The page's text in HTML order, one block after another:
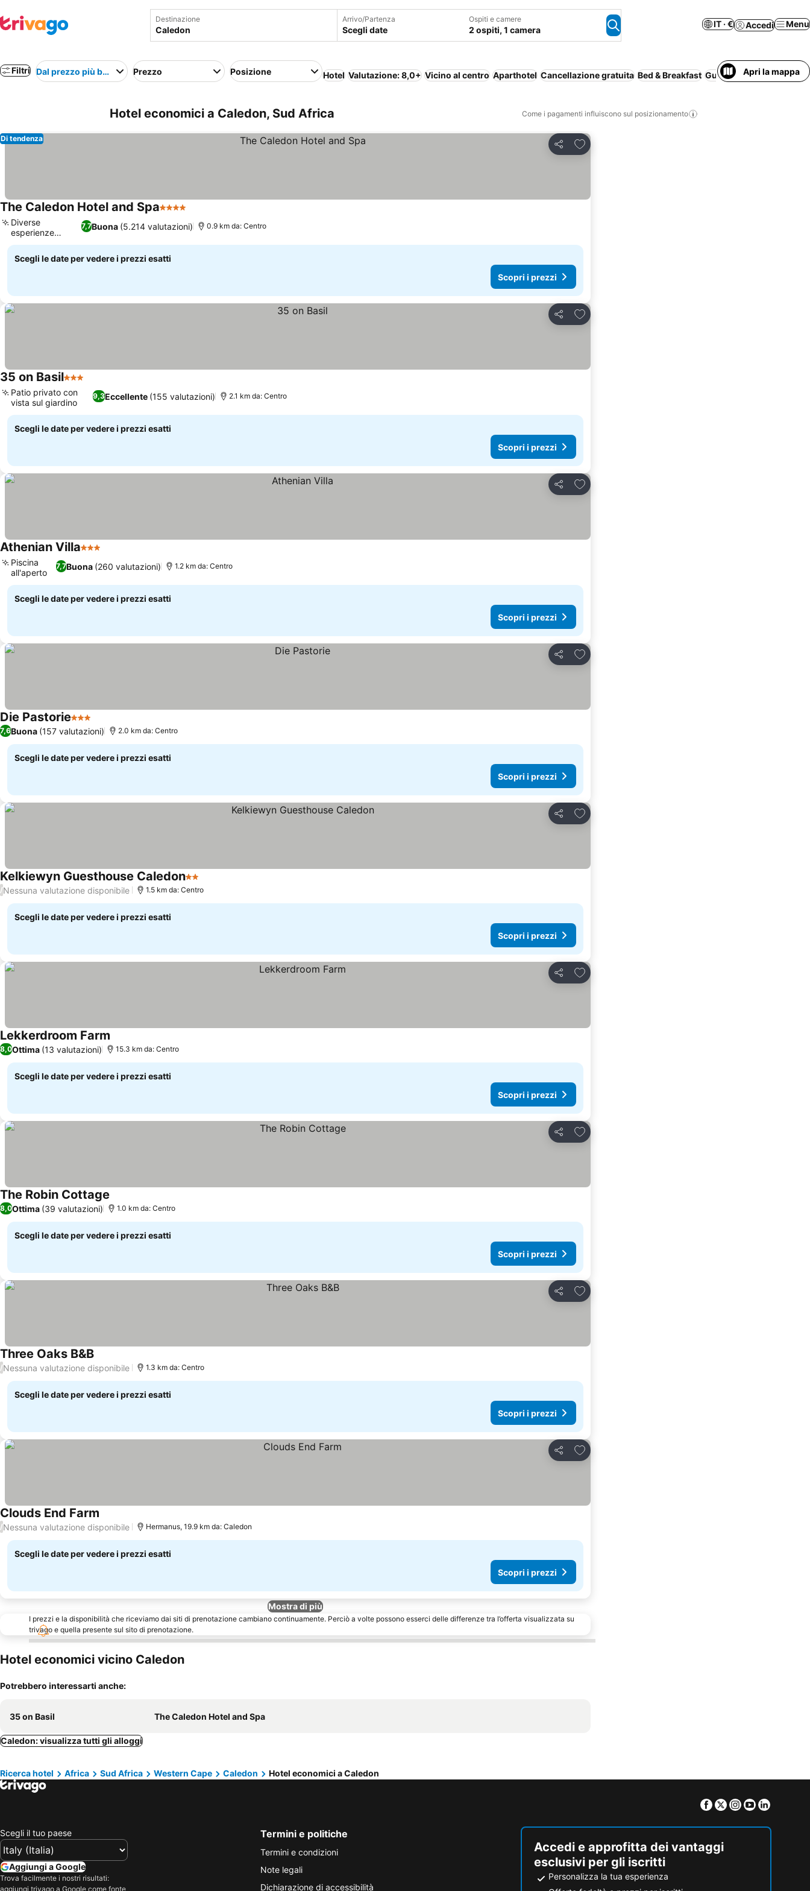
Destinazione Arrivo/Partenza
Scegli date
Ospiti e camere
2 ospiti, 1 camera
IT · € Accedi Menu
Filtri Dal prezzo più basso Prezzo Posizione Hotel Valutazione: 8,0+ Vicino al centro Aparthotel Cancellazione gratuita Bed & Breakfast Guest house Intera
Apri la mappa
Hotel economici a Caledon, Sud Africa Come i pagamenti influiscono sul posizionamento
Condividi
Aggiungi ai preferiti
Di tendenza
The Caledon Hotel and Spa4 Stelle
7,7Buona (5.214 valutazioni)
Diverse
esperienze
culinarie
0.9 km da: Centro
Scegli le date per vedere i prezzi esatti
Scopri i prezzi
Condividi
Aggiungi ai preferiti
35 on Basil3 Stelle
9,3Eccellente (155 valutazioni)
Patio privato con
vista sul giardino
2.1 km da: Centro
Scegli le date per vedere i prezzi esatti
Scopri i prezzi
Condividi
Aggiungi ai preferiti
Athenian Villa3 Stelle
7,7Buona (260 valutazioni)
Piscina
all'aperto
1.2 km da: Centro
Scegli le date per vedere i prezzi esatti
Scopri i prezzi
Condividi
Aggiungi ai preferiti
Die Pastorie3 Stelle
7,6Buona (157 valutazioni) 2.0 km da: Centro
Scegli le date per vedere i prezzi esatti
Scopri i prezzi
Condividi
Aggiungi ai preferiti
Kelkiewyn Guesthouse Caledon2 Stelle
/Nessuna valutazione disponibile 1.5 km da: Centro
Scegli le date per vedere i prezzi esatti
Scopri i prezzi
Condividi
Aggiungi ai preferiti
Lekkerdroom Farm
8,0Ottima (13 valutazioni) 15.3 km da: Centro
Scegli le date per vedere i prezzi esatti
Scopri i prezzi
Condividi
Aggiungi ai preferiti
The Robin Cottage
8,0Ottima (39 valutazioni) 1.0 km da: Centro
Scegli le date per vedere i prezzi esatti
Scopri i prezzi
Condividi
Aggiungi ai preferiti
Three Oaks B&B
/Nessuna valutazione disponibile 1.3 km da: Centro
Scegli le date per vedere i prezzi esatti
Scopri i prezzi
Condividi
Aggiungi ai preferiti
Clouds End Farm
/Nessuna valutazione disponibile Hermanus, 19.9 km da: Caledon
Scegli le date per vedere i prezzi esatti
Scopri i prezzi
Mostra di più
I prezzi e la disponibilità che riceviamo dai siti di prenotazione cambiano continuamente. Perciò a volte possono esserci delle differenze tra l’offerta visualizzata su
trivago e quella presente sul sito di prenotazione.
Hotel economici vicino Caledon
Potrebbero interessarti anche:
35 on Basil The Caledon Hotel and Spa
Caledon: visualizza tutti gli alloggi
Ricerca hotel Africa Sud Africa Western Cape Caledon Hotel economici a Caledon
Facebook
TwitterInstagram
Youtube
Scegli il tuo paese
Aggiungi a Google
Trova facilmente i nostri risultati:
aggiungi trivago a Google come fonte
Termini e politiche
Termini e condizioni
Note legali
Dichiarazione di accessibilità
Accedi e approfitta dei vantaggi
esclusivi per gli iscritti
Personalizza la tua esperienza